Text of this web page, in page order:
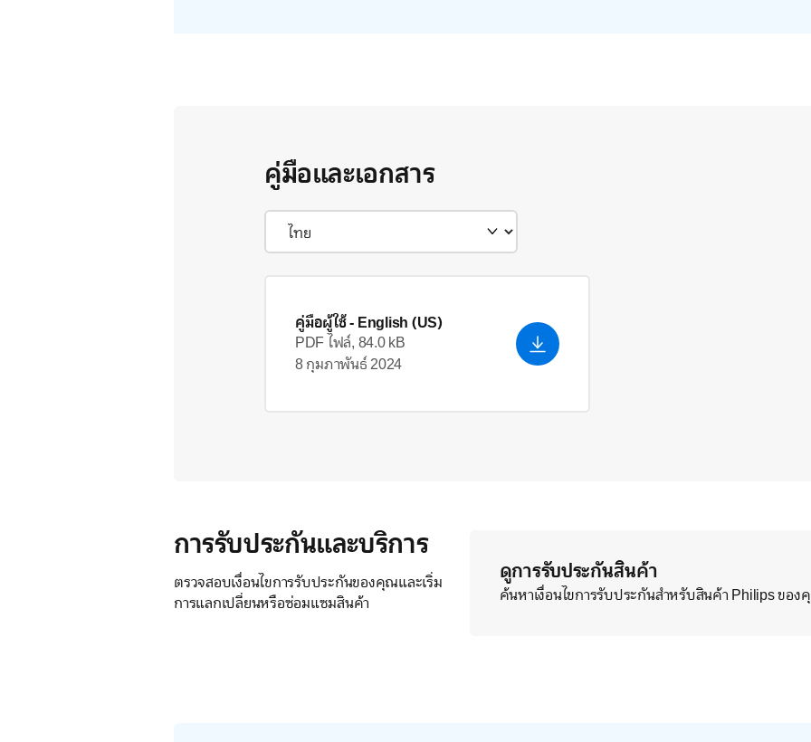
คู่มือและเอกสาร
คู่มือผู้ใช้- English (US)
PDF ไฟล์, 84.0 kB
8 กุมภาพันธ์ 2024
การรับประกันและบริการ
ตรวจสอบเงื่อนไขการรับประกันของคุณและเริ่ม
การแลกเปลี่ยนหรือซ่อมแซมสินค้า
ดูการรับประกันสินค้า
ค้นหาเงื่อนไขการรับประกันสำหรับสินค้า Philips ของ